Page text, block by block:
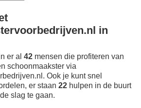
in
er al 42 mensen die profiteren van
schoonmaakster via
Ook je kunt snel
er staan 22 hulpen in de buurt
slag te gaan.